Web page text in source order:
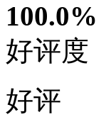
100.0%
好评度
好评